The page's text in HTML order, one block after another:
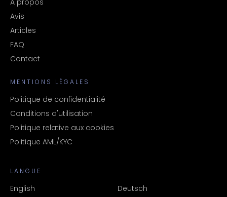
À propos
Avis
Articles
FAQ
Contact
MENTIONS LÉGALES
Politique de confidentialité
Conditions d'utilisation
Politique relative aux cookies
Politique AML/KYC
LANGUE
English
Deutsch